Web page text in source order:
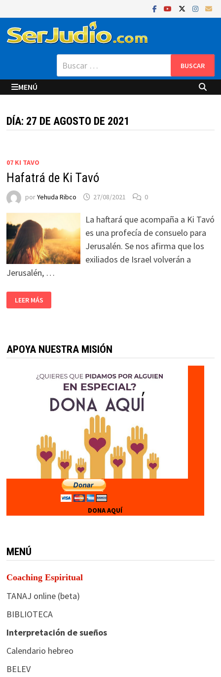
al
contenido
Buscar:
MENÚ
DÍA: 27 DE AGOSTO DE 2021
07 KI TAVO
Hafatrá de Ki Tavó
porYehuda Ribco 27/08/2021 0
La haftará que acompaña a Ki Tavó
es una profecía de consuelo para
Jerusalén. Se nos afirma que los
exiliados de Israel volverán a
Jerusalén, …
LEER MÁS
APOYA NUESTRA MISIÓN
DONA AQUÍ
MENÚ
Coaching Espiritual
TANAJ online (beta)
BIBLIOTECA
Interpretación de sueños
Calendario hebreo
BELEV